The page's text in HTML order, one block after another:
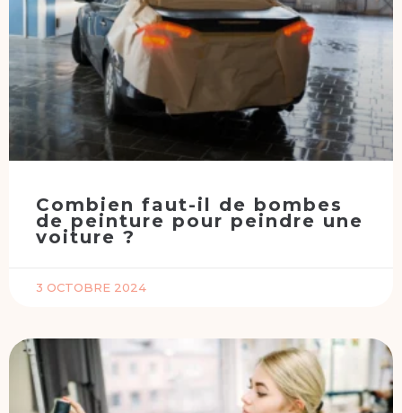
Combien faut-il de bombes
de peinture pour peindre une
voiture ?
3 OCTOBRE 2024